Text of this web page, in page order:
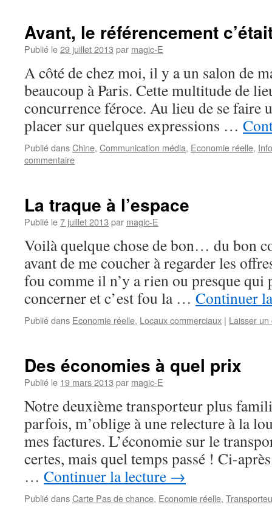
Avant, le référencement
Publié le29 juillet 2013 par magic-E
A côté de chez moi, il y a un salon de
beaucoup à Paris. Cette multitude de
concurrence féroce. Au lieu de se faire
placer sur quelques expressions …
Publié dansChine, Communication média, Economie réelle,
commentaire
La traque à l’espace
Publié le7 juillet 2013 par magic-E
Voilà quelque chose de bon… du bon
avant de me coucher à regarder les
fou comme il n’y a rien ou presque qui
concerner et c’est fou la … Continuer
Publié dans Economie réelle, Locaux commerciaux | Laisser
Des économies à quel prix
Publié le 19 mars 2013 par magic-E
Notre deuxième transporteur plus
parfois, m’oblige à une relecture à la
mes factures. L’économie sur le
certes, mais quel temps passé ! Ci-
… Continuer la lecture →
Publié dansCarte Pas de chance, Economie réelle,